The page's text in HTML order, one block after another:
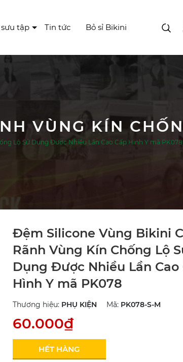
sưu tập Tin tức Bỏ sỉ Bikini
Lộ Sử Dụng Được Nhiều Lần Cao Cấp Hình Y mã PK078
Đệm Silicone Vùng Bikini
Rãnh Vùng Kín Chống Lộ
Dụng Được Nhiều Lần Cao
Hình Y mã PK078
Thương hiệu: PHỤ KIỆN Mã: PK078-S-M
60.000₫
HẾT HÀNG